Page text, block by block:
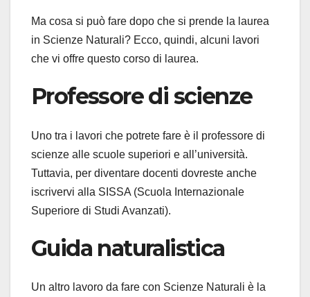
Ma cosa si può fare dopo che si prende la laurea
in Scienze Naturali? Ecco, quindi, alcuni lavori
che vi offre questo corso di laurea.
Professore di scienze
Uno tra i lavori che potrete fare è il professore di
scienze alle scuole superiori e all’università.
Tuttavia, per diventare docenti dovreste anche
iscrivervi alla SISSA (Scuola Internazionale
Superiore di Studi Avanzati).
Guida naturalistica
Un altro lavoro da fare con Scienze Naturali è la